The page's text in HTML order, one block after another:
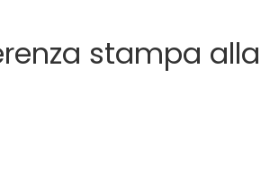
stampa alla